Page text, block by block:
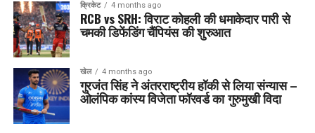
क्रिकेट 4 months ago
RCB vs SRH: विराट कोहली की धमाकेदार पारी से
चमकी डिफेंडिंग चैंपियंस की शुरुआत
खेल 4 months ago
गुरजंत सिंह ने अंतरराष्ट्रीय हॉकी से लिया संन्यास –
ओलंपिक कांस्य विजेता फॉरवर्ड का गुरुमुखी विदा